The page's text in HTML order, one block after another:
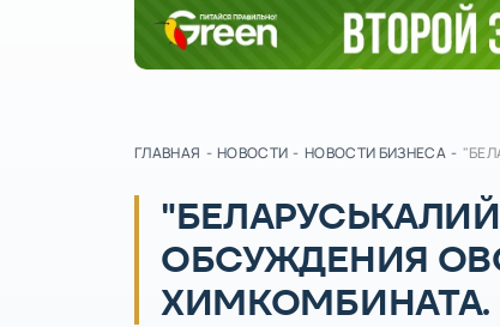
ГЛАВНАЯ - НОВОСТИ - НОВОСТИ БИЗНЕСА -
ОБСУЖДЕНИЯ
ХИМКОМБИНАТА.